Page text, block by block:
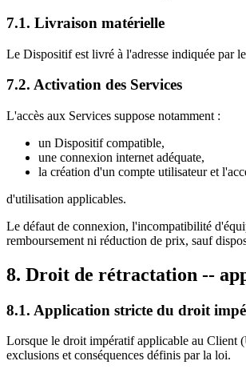
7.1. Livraison matérielle
Le Dispositif est livré à l'adresse indiquée par
7.2. Activation des Services
L'accès aux Services suppose notamment :
un Dispositif compatible,
une connexion internet adéquate,
la création d'un compte utilisateur et
d'utilisation applicables.
Le défaut de connexion, l'incompatibilité
remboursement ni réduction de prix, sauf
8. Droit de rétractation --
8.1. Application stricte du droit
Lorsque le droit impératif applicable au Client
exclusions et conséquences définis par la loi.